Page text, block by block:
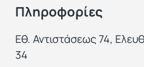
Πληροφορίες
Εθ. Αντιστάσεως 74,
34